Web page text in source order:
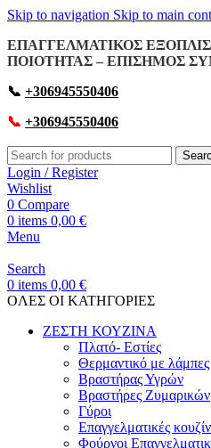
Skip to navigation Skip to main
ΕΠΑΓΓΕΛΜΑΤΙΚΟΣ
ΠΟΙΟΤΗΤΑΣ – ΕΠΙΣΗΜΟΣ
📞 +306945550406
📞 +306945550406
Login / Register
Wishlist
0 Compare
0 items 0,00 €
Menu
Search
0 items 0,00 €
OΛΕΣ ΟΙ ΚΑΤΗΓΟΡΙΕΣ
ΖΕΣΤΗ ΚΟΥΖΙΝΑ
Πλατό- Εστίες
Θερμαντικό με λάμπες
Βραστήρας Υγρών
Βραστήρες Ζυμαρικών
Γύροι
Επαγγελματικές
Φούρνοι